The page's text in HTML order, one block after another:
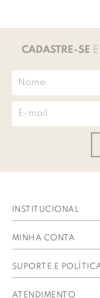
CADASTRE-SE
INSTITUCIONAL
Quem Somos
MINHA CONTA
Meus Dados
SUPORTE E
Política de
ATENDIMENTO